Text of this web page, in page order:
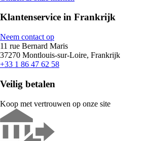
Klantenservice in Frankrijk
Neem contact op
11 rue Bernard Maris
37270 Montlouis-sur-Loire, Frankrijk
+33 1 86 47 62 58
Veilig betalen
Koop met vertrouwen op onze site